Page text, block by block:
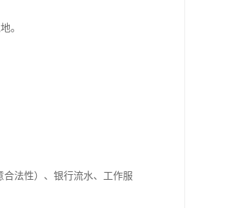
。
法性）、银行流水、工作服